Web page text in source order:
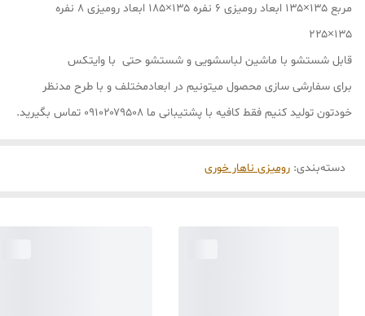
مربع ۱۳۵×۱۳۵ ابعاد رومیزی ۶ نفره ۱۳۵×۱۸۵ ابعاد رومیزی ۸ نفره
۱۳۵×۲۲۵
قابل شستشو با ماشین لباسشویی و شستشو حتی با وایتکس
برای سفارشی سازی محصول میتونیم در ابعادمختلف و با طرح مدنظر
خودتون تولید کنیم فقط کافیه با پشتیبانی ما ۰۹۱۰۲۰۷۹۵۰۸ تماس بگیرید.
دسته‌بندی: رومیزی ناهار خوری